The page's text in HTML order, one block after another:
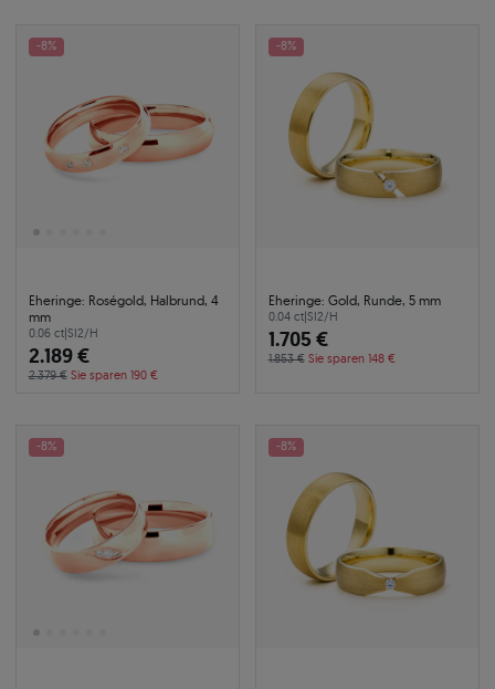
-8%
Eheringe: Roségold, Halbrund, 4
mm
0.06 ct|SI2/H
2.189 €
2.379 € Sie sparen 190 €
-8%
Eheringe: Gold, Runde, 5 mm
0.04 ct|SI2/H
1.705 €
1.853 € Sie sparen 148 €
-8% -8%